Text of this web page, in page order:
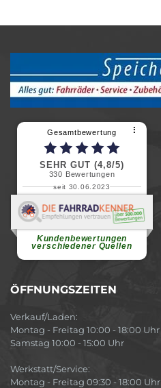
Gesamtbewertung ⠇
SEHR GUT (4,8/5)
330 Bewertungen
seit 30.06.2023
Kundenbewertungen
verschiedener Quellen
Renate H.
Vielen Dank für ein herzliches
ÖFFNUNGSZEITEN
Verkauf/Laden:
Montag - Freitag 10:00 - 18:00 Uhr
Samstag 10:00 - 15:00 Uhr
Werkstatt/Service:
Montag - Freitag 09:30 - 18:00 Uhr